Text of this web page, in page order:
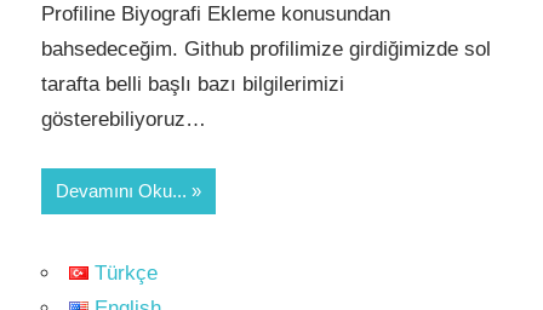
Profiline Biyografi Ekleme konusundan
bahsedeceğim. Github profilimize girdiğimizde sol
tarafta belli başlı bazı bilgilerimizi
gösterebiliyoruz…
Devamını Oku...
Türkçe